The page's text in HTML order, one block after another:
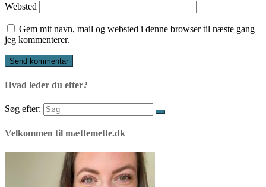
Websted
Gem mit navn, mail og websted i denne browser til næste gang
jeg kommenterer.
Hvad leder du efter?
Søg efter:
Velkommen til mættemette.dk